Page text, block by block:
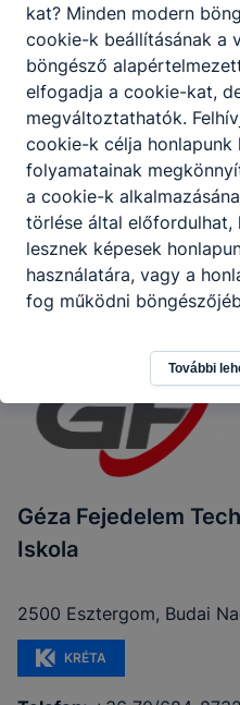
Géza Fejedelem
Iskola
2500 Esztergom, Budai
KRÉTA
kat? Minden modern
cookie-k beállításának a
böngésző
elfogadja a cookie-kat,
megváltoztathatók.
cookie-k célja honlapunk
folyamatainak
a cookie-k
törlése által előfordulhat,
lesznek képesek
használatára, vagy a
fog működni
További